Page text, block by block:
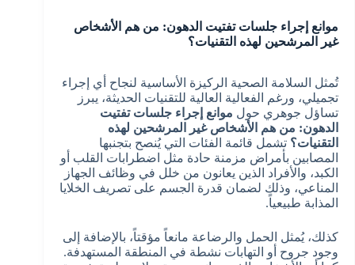
موانع إجراء جلسات تفتيت الدهون: من هم الأشخاص
غير المرشحين لهذه التقنيات؟
تُمثل السلامة الصحية الركيزة الأساسية لنجاح أي إجراء
تجميلي، ورغم الفعالية العالية للتقنيات الحديثة، يبرز
تساؤل جوهري حول موانع إجراء جلسات تفتيت
الدهون: من هم الأشخاص غير المرشحين لهذه
التقنيات؟ تشمل قائمة الفئات التي يُنصح بتجنبها
المصابين بأمراض مزمنة حادة مثل اضطرابات القلب أو
الكبد، والأفراد الذين يعانون من خلل في وظائف الجهاز
المناعي، وذلك لضمان قدرة الجسم على تصريف الخلايا
المذابة طبيعياً.
كذلك، يُمثل الحمل والرضاعة مانعاً مؤقتاً، بالإضافة إلى
وجود جروح أو التهابات نشطة في المنطقة المستهدفة.